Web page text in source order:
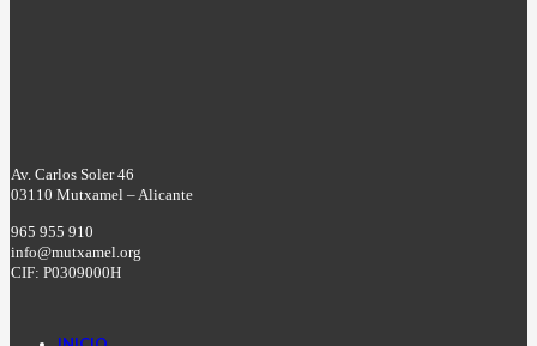
Av. Carlos Soler 46
03110 Mutxamel – Alicante
965 955 910
info@mutxamel.org
CIF: P0309000H